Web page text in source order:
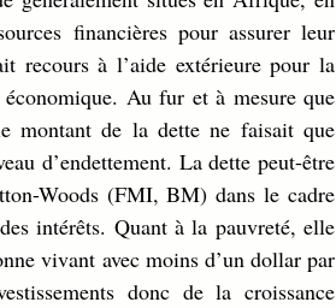
financières pour assurer leur
recours à l’aide extérieure pour la
Au fur et à mesure que
montant de la dette ne faisait que
d’endettement. La dette peut-être
Woods (FMI, BM) dans le cadre
intérêts. Quant à la pauvreté, elle
vivant avec moins d’un dollar par
donc de la croissance